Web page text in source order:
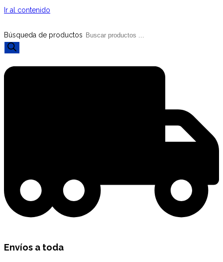
Ir al contenido
Búsqueda de productos
Envíos a toda